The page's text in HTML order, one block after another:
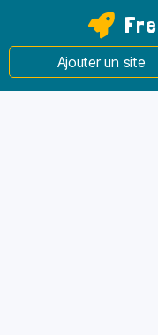
Ajouter un site